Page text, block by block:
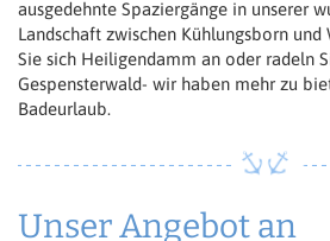
ausgedehnte Spaziergänge in unserer
Landschaft zwischen Kühlungsborn und
Sie sich Heiligendamm an oder radeln
Gespensterwald- wir haben mehr zu
Badeurlaub.
Unser Angebot an